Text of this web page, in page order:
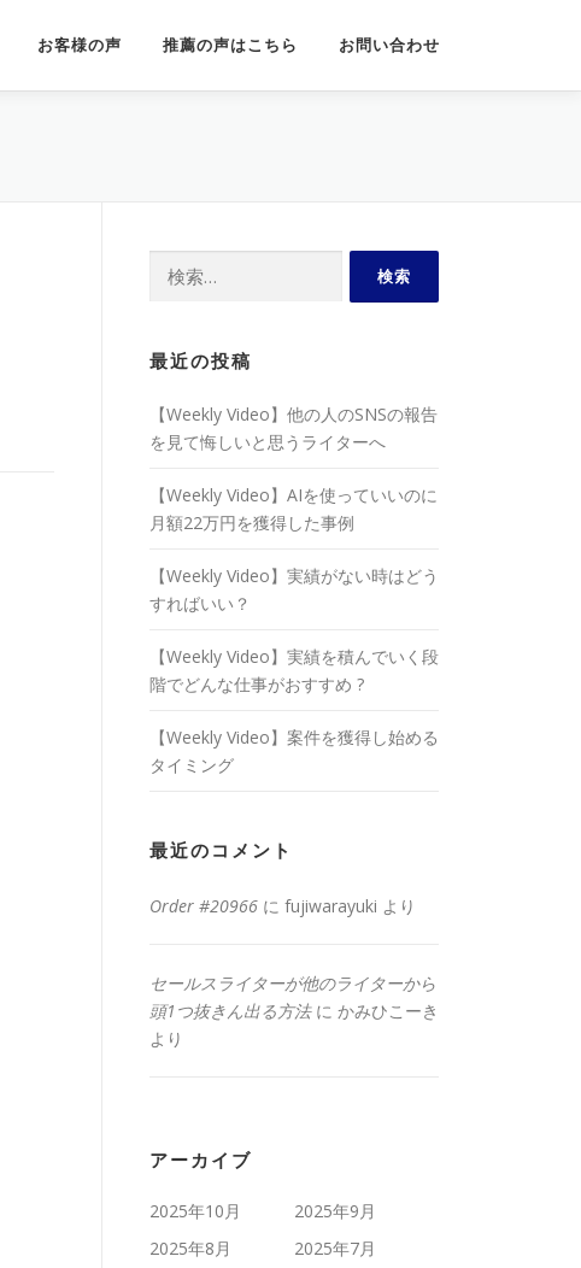
お客様の声 推薦の声はこちら お問い合わせ
最近の投稿
【Weekly Video】他の人のSNSの報告
を見て悔しいと思うライターへ
【Weekly Video】AIを使っていいのに
月額22万円を獲得した事例
【Weekly Video】実績がない時はどう
すればいい？
【Weekly Video】実績を積んでいく段
階でどんな仕事がおすすめ ?
【Weekly Video】案件を獲得し始める
タイミング
最近のコメント
Order #20966 に fujiwarayuki より
セールスライターが他のライターから
頭1つ抜きん出る方法に かみひこーき
より
アーカイブ
2025年10月
2025年9月
2025年8月
2025年7月